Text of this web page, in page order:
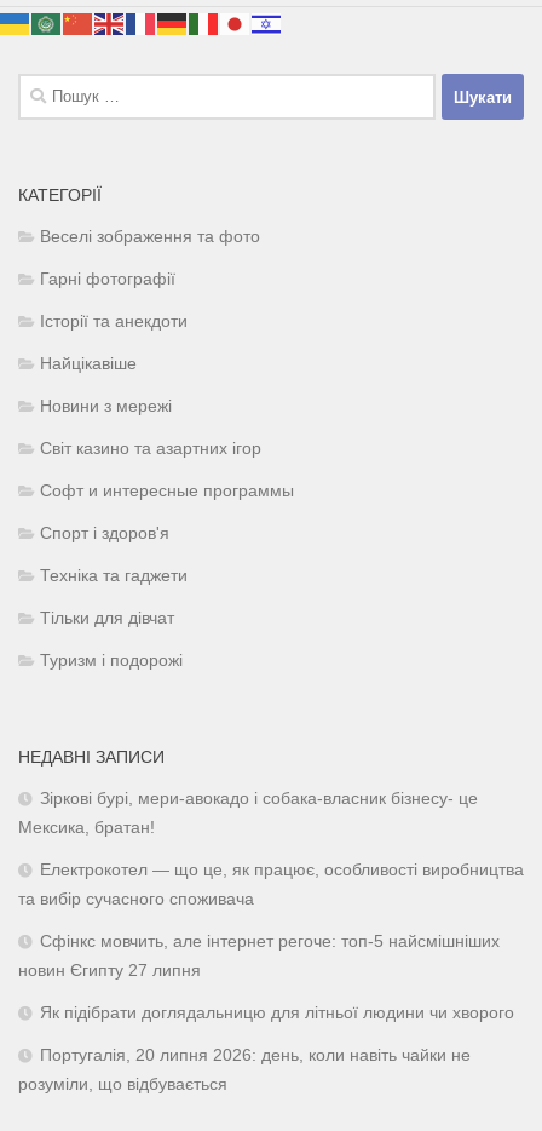
Пошук:
КАТЕГОРІЇ
Веселі зображення та фото
Гарні фотографії
Історії та анекдоти
Найцікавіше
Новини з мережі
Світ казино та азартних ігор
Софт и интересные программы
Спорт і здоров'я
Техніка та гаджети
Тільки для дівчат
Туризм і подорожі
НЕДАВНІ ЗАПИСИ
Зіркові бурі, мери-авокадо і собака-власник бізнесу- це
Мексика, братан!
Електрокотел — що це, як працює, особливості виробництва
та вибір сучасного споживача
Сфінкс мовчить, але інтернет регоче: топ-5 найсмішніших
новин Єгипту 27 липня
Як підібрати доглядальницю для літньої людини чи хворого
Португалія, 20 липня 2026: день, коли навіть чайки не
розуміли, що відбувається